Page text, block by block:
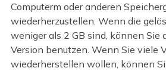
Computerm oder anderen
wiederherzustellen. Wenn die
weniger als 2 GB sind, können Sie
Version benutzen. Wenn Sie viele
wiederherstellen wollen, können